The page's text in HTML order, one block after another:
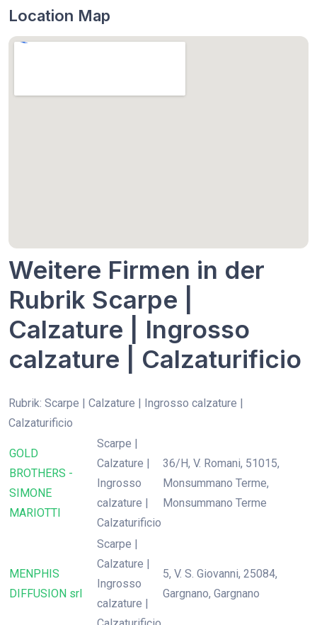
Location Map
Weitere Firmen in der
Rubrik Scarpe |
Calzature | Ingrosso
calzature | Calzaturificio
Rubrik: Scarpe | Calzature | Ingrosso calzature |
Calzaturificio
GOLD
BROTHERS -
SIMONE
MARIOTTI
Scarpe |
Calzature |
Ingrosso
calzature |
Calzaturificio
36/H, V. Romani, 51015,
Monsummano Terme,
Monsummano Terme
MENPHIS
DIFFUSION srl
Scarpe |
Calzature |
Ingrosso
calzature |
5, V. S. Giovanni, 25084,
Gargnano, Gargnano